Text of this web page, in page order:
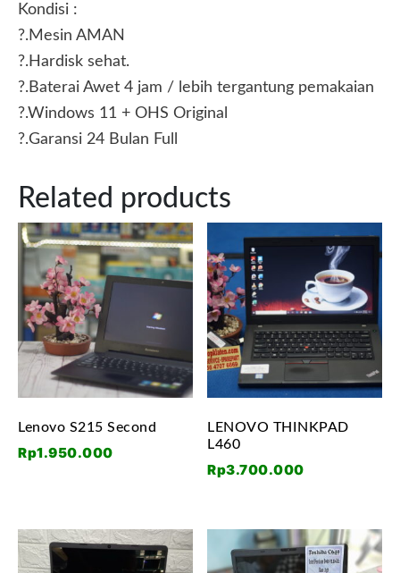
Kondisi :
?.Mesin AMAN
?.Hardisk sehat.
?.Baterai Awet 4 jam / lebih tergantung pemakaian
?.Windows 11 + OHS Original
?.Garansi 24 Bulan Full
Related products
Lenovo S215 Second
Rp1.950.000
LENOVO THINKPAD
L460
Rp3.700.000